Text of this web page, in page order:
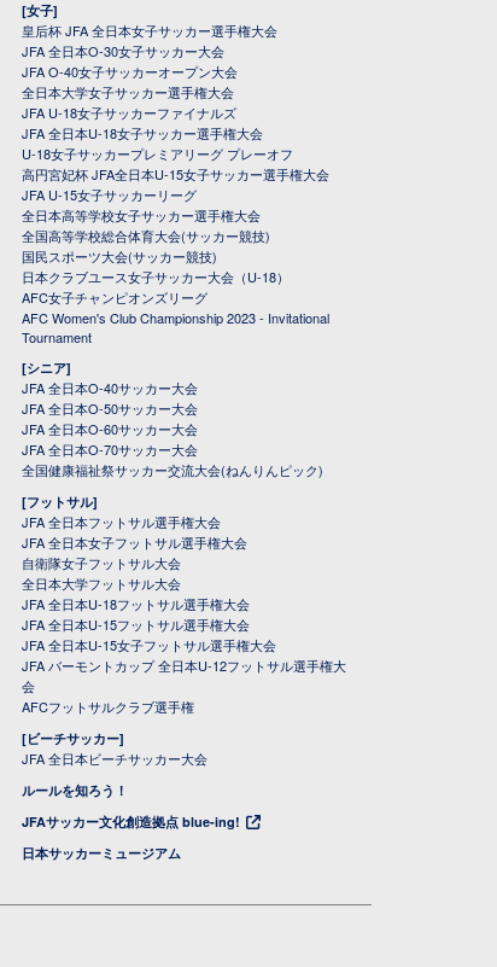
[女子]
皇后杯 JFA 全日本女子サッカー選手権大会
JFA 全日本O-30女子サッカー大会
JFA O-40女子サッカーオープン大会
全日本大学女子サッカー選手権大会
JFA U-18女子サッカーファイナルズ
JFA 全日本U-18女子サッカー選手権大会
U-18女子サッカープレミアリーグ プレーオフ
高円宮妃杯 JFA全日本U-15女子サッカー選手権大会
JFA U-15女子サッカーリーグ
全日本高等学校女子サッカー選手権大会
全国高等学校総合体育大会(サッカー競技)
国民スポーツ大会(サッカー競技)
日本クラブユース女子サッカー大会（U-18）
AFC女子チャンピオンズリーグ
AFC Women's Club Championship 2023 - Invitational
Tournament
[シニア]
JFA 全日本O-40サッカー大会
JFA 全日本O-50サッカー大会
JFA 全日本O-60サッカー大会
JFA 全日本O-70サッカー大会
全国健康福祉祭サッカー交流大会(ねんりんピック)
[フットサル]
JFA 全日本フットサル選手権大会
JFA 全日本女子フットサル選手権大会
自衛隊女子フットサル大会
全日本大学フットサル大会
JFA 全日本U-18フットサル選手権大会
JFA 全日本U-15フットサル選手権大会
JFA 全日本U-15女子フットサル選手権大会
JFA バーモントカップ 全日本U-12フットサル選手権大
会
AFCフットサルクラブ選手権
[ビーチサッカー]
JFA 全日本ビーチサッカー大会
ルールを知ろう！
JFAサッカー文化創造拠点 blue-ing!
日本サッカーミュージアム